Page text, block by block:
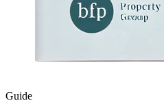
Guide​​​​‌ ‍ ​‍​‍‌‍ ‌ ​‍‌‍‍‌‌‍‌ ‌‍‍‌‌‍ ‍​‍​‍​ ‍‍​‍​‍‌ ​ ‌‍​‌‌‍ ‍‌‍‍‌‌ ‌​‌ ‍‌​‍ ‍‌‍‍‌‌‍ ​‍​‍​‍ ​​‍​‍‌‍‍​‌ ​‍‌‍‌‌‌‍‌‍​‍​‍​ ‍‍​‍​‍‌‍‍​‌ ‌​‌ ‌​‌ ​​‌ ​ ​ ‍‍​‍ ​‍ ‌‍​‍‌‍‌‍‌ ​​​‍ ‌‌ ​​‌ ​‍‌‍ ‌ ​​‌‍‌‌‌ ​‍‌ ‌​‌ ‍‌​‍ ‌‌‍‌ ‌ ​‍‌‍ ‌ ‌‌‌ ​​​‍ ‍‌ ‌‍‌‍‌‌‌ ​‍‌‍​ ‌‍‌‌‌‍ ​​‍ ‍‌‍​‌‌ ​​‌ ​​​‍ ‌ ​ ‌ ‌​‌ ‌‌‌‍‌​‌‍‍‌‌‍ ​‍ ‌‍‍‌‌‍ ‍‌ ‌​‌‍‌‌‌‍ ‍‌ ‌​​‍ ‌‍‌‌‌‍‌​‌‍‍‌‌ ‌​​‍ ‌‍ ‌‌‍ ‌‍‌​‌‍‌‌​ ‌‌ ​​‌ ​‍‌‍‌‌‌ ​ ‌‍‌‌‌‍ ‍‌ ‌​‌‍​‌‌ ‌​‌‍‍‌‌‍ ‌‍ ‍​ ‍ ‌‍‍‌‌‍‌​​ ‌‌‍‍​‌‍ ‌‍ ‌‌‍‌‌‌‌​​‌‍​‌‌‍‌ ‌‍‌‌​ ‍ ‌ ‌​‌ ‍‌‌ ​​‌‍‌‌​ ‌‌‍‍​‌‍ ‌‍ ‌‌‍‌‌‌‌​​‌‍​‌‌‍‌ ‌‍‌‌​ ‍ ‌ ​​‌‍​‌‌ ‌​‌‍‍​​ ‌‌‍‌ ‌ ‌‌‌‍‍‌‌‍‌​‌‍‌‌‌ ​ ‌​​‍‌‍ ​‌‍ ‌‍​ ‌‍‍ ​‍ ‍‌‍‌ ‌ ‌‌‌‍‍‌‌‍‌​‌‍‌‌‌ ​ ​‍‌‌​ ‌‌‌​​‍‌‌ ‌‍‍ ‌‍‌‌‌ ‍‌​‍‌‌​ ​ ‌​‌​​‍‌‌​ ​ ‌​‌​​‍‌‌​ ​‍​ ​‍‌‍‌ ​‍ ‌​ ​‌​‍‌‌​ ​‍​ ​‍​‍‌‌​ ‌‌‌​‌​​‍ ‍‌‍ ​‌‍​‌‌‍​‍‌‍‌‌‌‍ ​​ ‌‍​‍‌‍​‌‌ ​ ‌‍‌‌‌‌‌‌‌ ​‍‌‍ ​​ ‌‌‍‍​‌ ‌​‌ ‌​‌ ​​‌ ​ ​‍‌‌​ ​ ‌​​‌​‍‌‌​ ​‍‌​‌‍​‍‌‌​ ​‍‌​‌‍‌‍​‍‌‍‌‍‌ ​​​‍ ‌‌ ​​‌ ​‍‌‍ ‌ ​​‌‍‌‌‌ ​‍‌ ‌​‌ ‍‌​‍ ‌‌‍‌ ‌ ​‍‌‍ ‌ ‌‌‌ ​​​‍ ‍‌ ‌‍‌‍‌‌‌ ​‍‌‍​ ‌‍‌‌‌‍ ​​‍ ‍‌‍​‌‌ ​​‌ ​​​‍‌‌​ ​‍‌​‌‍‌ ​ ‌ ‌​‌ ‌‌‌‍‌​‌‍‍‌‌‍ ​‍‌‍‌‍‍‌‌‍‌​​ ‌‌‍‍​‌‍ ‌‍ ‌‌‍‌‌‌‌​​‌‍​‌‌‍‌ ‌‍‌‌​‍‌‍‌ ‌​‌ ‍‌‌ ​​‌‍‌‌​ ‌‌‍‍​‌‍ ‌‍ ‌‌‍‌‌‌‌​​‌‍​‌‌‍‌ ‌‍‌‌​‍‌‍‌ ​​‌‍​‌‌ ‌​‌‍‍​​ ‌‌‍‌ ‌ ‌‌‌‍‍‌‌‍‌​‌‍‌‌‌ ​ ‌​​‍‌‍ ​‌‍ ‌‍​ ‌‍‍ ​‍ ‍‌‍‌ ‌ ‌‌‌‍‍‌‌‍‌​‌‍‌‌‌ ​ ​‍‌‌​ ‌‌‌​​‍‌‌ ‌‍‍ ‌‍‌‌‌ ‍‌​‍‌‌​ ​ ‌​‌​​‍‌‌​ ​ ‌​‌​​‍‌‌​ ​‍​ ​‍‌‍‌ ​‍ ‌​ ​‌​‍‌‌​ ​‍​ ​‍​‍‌‌​ ‌‌‌​‌​​‍ ‍‌‍ ​‌‍​‌‌‍​‍‌‍‌‌‌‍ ​​‍‌‍‌ ​​‌‍‌‌‌ ​‍‌ ​ ‌ ​​‌‍‌‌‌‍​ ‌ ‌​‌‍‍‌‌ ‌‍‌‍‌‌​ ‌‌ ​​‌ ‌‌‌‍​‍‌‍ ​‌‍‍‌‌ ​ ‌‍‍​‌‍‌‌‌‍‌​​‍​‍‌ ‌